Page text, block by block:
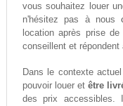
vous souhaitez louer
n'hésitez pas à nous
location après prise
conseillent et
Dans le contexte
pouvoir louer et être
des prix accessibles.